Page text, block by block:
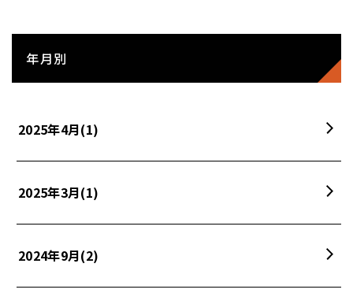
年月別
2025年4月(1)
2025年3月(1)
2024年9月(2)